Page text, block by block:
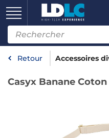
Retour Accessoires
Casyx Banane